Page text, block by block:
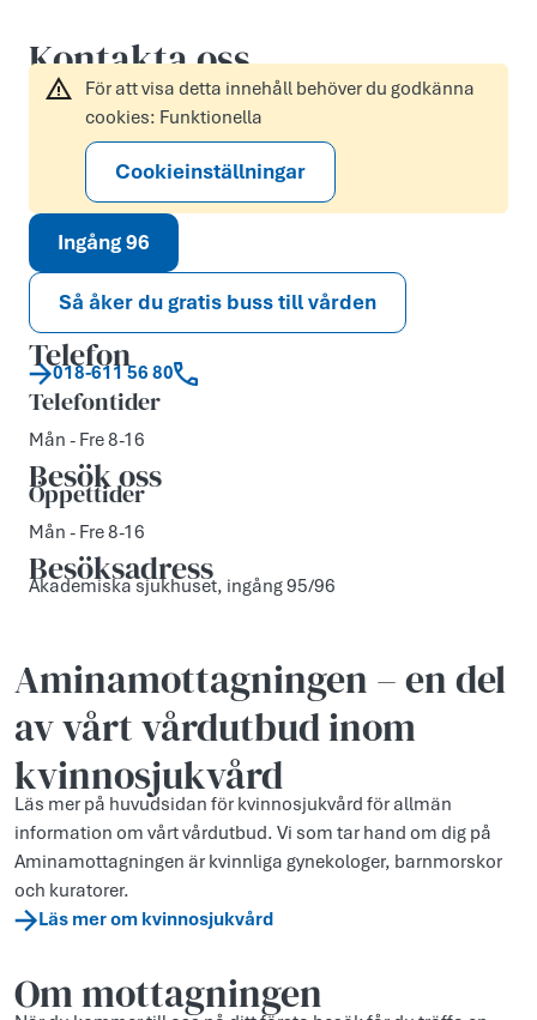
Kontakta oss
För att visa detta innehåll behöver du godkänna
cookies: Funktionella
Cookieinställningar
Ingång 96
Så åker du gratis buss till vården
Telefon
018-611 56 80
Telefontider
Mån - Fre 8-16
Besök oss
Öppettider
Mån - Fre 8-16
Besöksadress
Akademiska sjukhuset, ingång 95/96
Aminamottagningen – en del
av vårt vårdutbud inom
kvinnosjukvård
Läs mer på huvudsidan för kvinnosjukvård för allmän
information om vårt vårdutbud. Vi som tar hand om dig på
Aminamottagningen är kvinnliga gynekologer, barnmorskor
och kuratorer.
Läs mer om kvinnosjukvård
Om mottagningen